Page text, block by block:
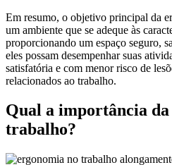
Em resumo, o objetivo principal da
um ambiente que se adeque às
proporcionando um espaço seguro,
eles possam desempenhar suas
satisfatória e com menor risco de
relacionados ao trabalho.
Qual a importância
trabalho?